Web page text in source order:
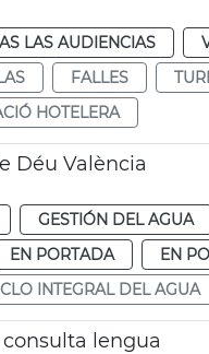
LAS AUDIENCIAS
FALLES
HOTELERA
Déu València
GESTIÓN DEL AGUA
EN PORTADA
EN
INTEGRAL DEL AGUA
lengua